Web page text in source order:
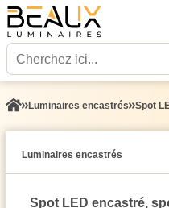
Luminaires encastrés Spot
Luminaires encastrés
Spot LED encastré,